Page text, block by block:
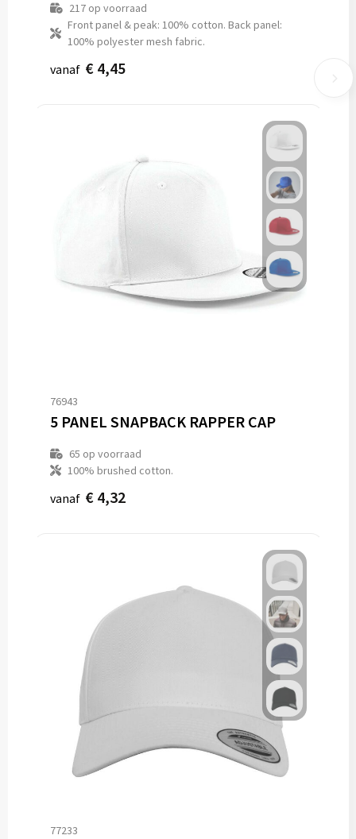
217op voorraad
Front panel & peak: 100% cotton. Back panel:
100% polyester mesh fabric.
vanaf € 4,45
76943
5 PANEL SNAPBACK RAPPER CAP
65 op voorraad
100% brushed cotton.
vanaf € 4,32
77233